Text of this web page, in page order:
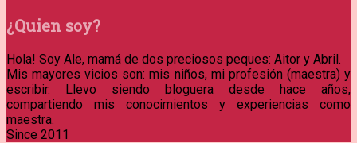
¿Quien soy?
Hola! Soy Ale, mamá de dos preciosos peques: Aitor y Abril.
Mis mayores vicios son: mis niños, mi profesión (maestra) y
escribir. Llevo siendo bloguera desde hace años,
compartiendo mis conocimientos y experiencias como
maestra.
Since 2011